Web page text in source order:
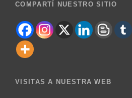
COMPARTÍ NUESTRO SITIO
VISITAS A NUESTRA WEB